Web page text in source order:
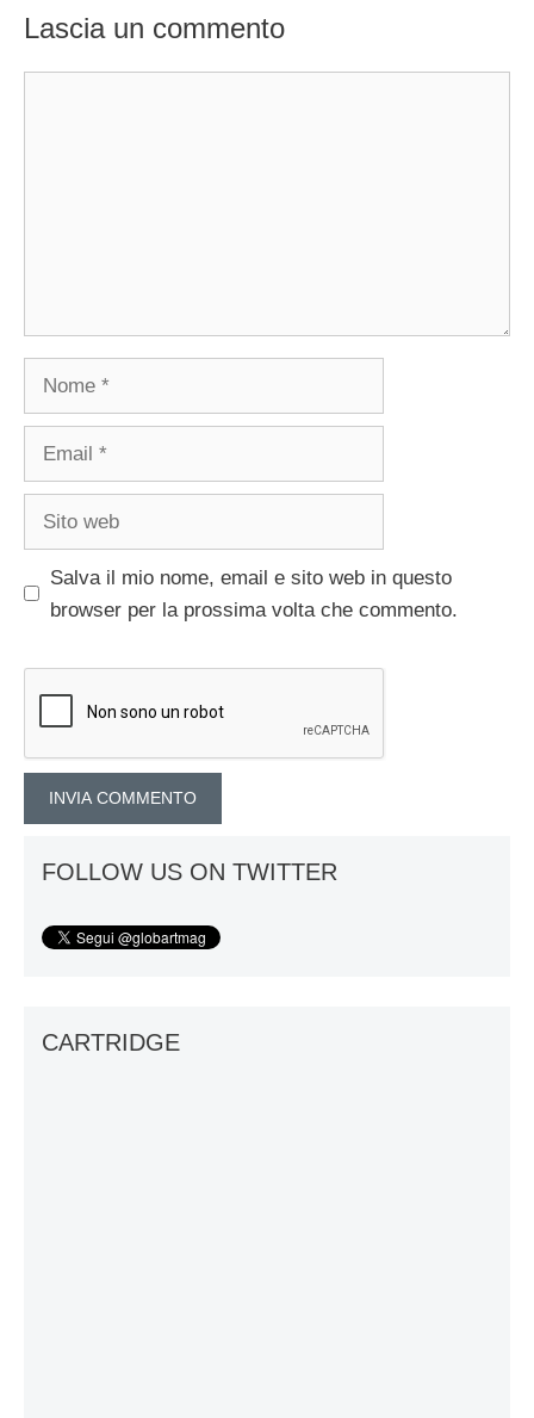
Lascia un commento
Salva il mio nome, email e sito web in questo
browser per la prossima volta che commento.
FOLLOW US ON TWITTER
CARTRIDGE